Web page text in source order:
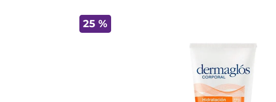
25 %
máscara pestañas
roche posay